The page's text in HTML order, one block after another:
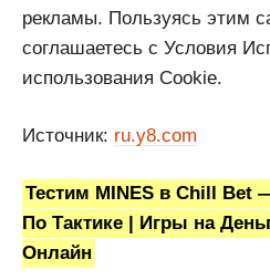
рекламы. Пользуясь этим
соглашаетесь с Условия
использования Cookie.
Источник: ru.y8.com
Тестим MINES в Chill
По Тактике | Игры на
Онлайн